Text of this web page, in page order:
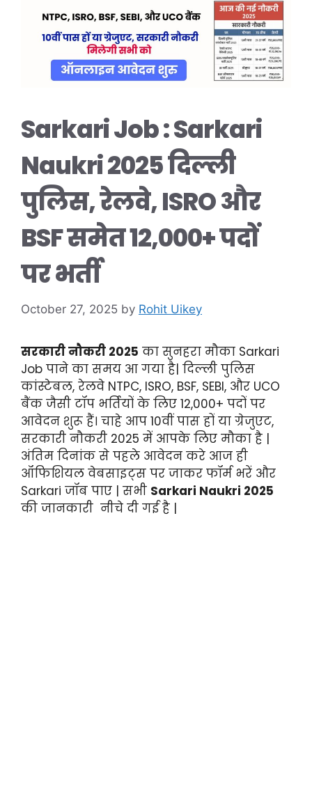
Sarkari Job : Sarkari
Naukri 2025 दिल्ली
पुलिस, रेलवे, ISRO और
BSF समेत 12,000+ पदों
पर भर्ती
October 27, 2025 by Rohit Uikey
सरकारी नौकरी 2025 का सुनहरा मौका Sarkari
Job पाने का समय आ गया है| दिल्ली पुलिस
कांस्टेबल, रेलवे NTPC, ISRO, BSF, SEBI, और UCO
बैंक जैसी टॉप भर्तियों के लिए 12,000+ पदों पर
आवेदन शुरू हैं। चाहे आप 10वीं पास हों या ग्रेजुएट,
सरकारी नौकरी 2025 में आपके लिए मौका है |
अंतिम दिनांक से पहले आवेदन करे आज ही
ऑफिशियल वेबसाइट्स पर जाकर फॉर्म भरें और
Sarkari जॉब पाए | सभी Sarkari Naukri 2025
की जानकारी नीचे दी गई है |